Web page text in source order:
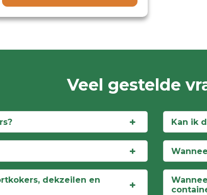
Veel gestelde
dekzeilen en
Kan ik